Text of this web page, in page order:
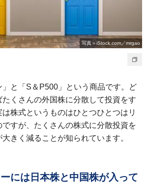
写真＝iStock.com／mrgao
」と「S＆P500」という商品です。ど
くさんの外国株に分散して投資をす
株式というものはひとつひとつはリ
すが、たくさんの株式に分散投資を
きく減ることが知られています。
には日本株と中国株が入って